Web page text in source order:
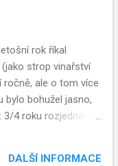
rok říkal
strop vinařství
ročně, ale o tom více
bylo bohužel jasno,
4 roku rozjednaný
DALŠÍ INFORMACE